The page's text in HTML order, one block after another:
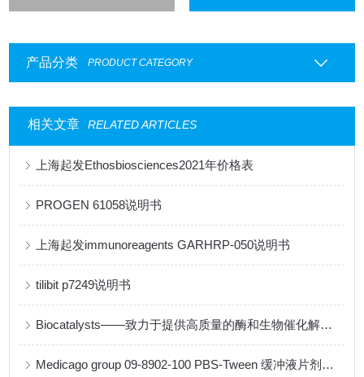
产品分类 PRODUCT CATEGORY
相关文章 RELATED ARTICLES
上海起发Ethosbiosciences2021年价格表
PROGEN 61058说明书
上海起发immunoreagents GARHRP-050说明书
tilibit p7249说明书
Biocatalysts——致力于提供高质量的酶和生物催化解决方案
Medicago group 09-8902-100 PBS-Tween 缓冲液片剂说明书